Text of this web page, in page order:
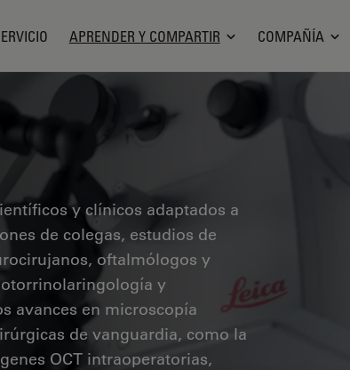
APRENDER Y COMPARTIR COMPAÑÍA
y clínicos adaptados a
de colegas, estudios de
oftalmólogos y
y
avances en microscopía
de vanguardia, como la
OCT intraoperatorias,